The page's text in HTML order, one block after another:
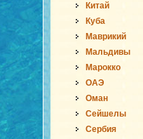
Китай
Куба
Маврикий
Мальдивы
Марокко
ОАЭ
Оман
Сейшелы
Сербия